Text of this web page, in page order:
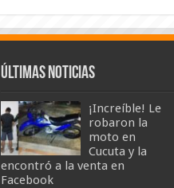
Últimas Noticias
¡Increíble! Le
robaron la
moto en
Cucuta y la
encontró a la venta en
Facebook